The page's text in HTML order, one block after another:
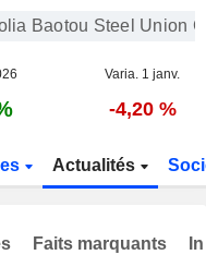
Baotou Steel Union
Varia. 1 janv.
-4,20 %
Actualités
Faits marquants